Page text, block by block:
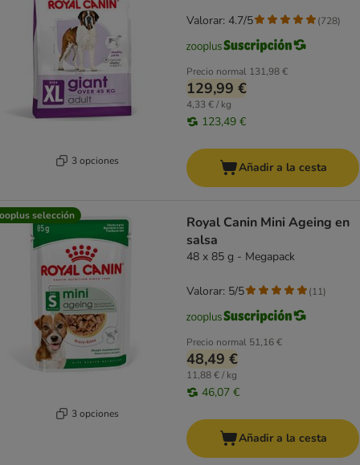
3 opciones
Precio normal 131,98 €
129,99 €
4,33 € / kg
123,49 €
Valorar: 4.7/5 (728)
Añadir a la cesta
selección
3 opciones
Royal Canin Mini Ageing en
salsa
48 x 85 g - Megapack
Precio normal 51,16 €
48,49 €
11,88 € / kg
46,07 €
Valorar: 5/5 (11)
Añadir a la cesta